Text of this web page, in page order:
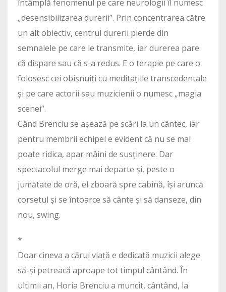
întâmplă fenomenul pe care neurologii îl numesc
„desensibilizarea durerii”. Prin concentrarea către
un alt obiectiv, centrul durerii pierde din
semnalele pe care le transmite, iar durerea pare
că dispare sau că s-a redus. E o terapie pe care o
folosesc cei obișnuiți cu meditațiile transcedentale
și pe care actorii sau muzicienii o numesc „magia
scenei”.
Când Brenciu se așează pe scări la un cântec, iar
pentru membrii echipei e evident că nu se mai
poate ridica, apar mâini de susținere. Dar
spectacolul merge mai departe și, peste o
jumătate de oră, el zboară spre cabină, își aruncă
corsetul și se întoarce să cânte și să danseze, din
nou, swing.
*
Doar cineva a cărui viață e dedicată muzicii alege
să-și petreacă aproape tot timpul cântând. În
ultimii an, Horia Brenciu a muncit, cântând, la